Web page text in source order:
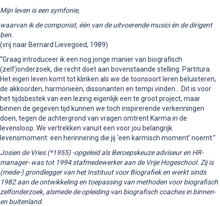
Mijn leven is een symfonie,
waarvan ik de componist, één van de uitvoerende musici én de dirigent
ben.
(vrij naar Bernard Lievegoed, 1989)
“Graag introduceer ik een nog jonge manier van biografisch
(zelf)onderzoek, die recht doet aan bovenstaande stelling: Partitura.
Het eigen leven komt tot klinken als we de toonsoort leren beluisteren,
de akkoorden, harmonieën, dissonanten en tempi vinden… Dit is voor
het tijdsbestek van een lezing eigenlijk een te groot project, maar
binnen de gegeven tijd kunnen we toch inspirerende verkenningen
doen, tegen de achtergrond van vragen omtrent Karma in de
levensloop. We vertrekken vanuit een voor jou belangrijk
levensmoment: een herinnering die jij ‘een karmisch moment’ noemt.”
Josien de Vries (*1955) -opgeleid als Beroepskeuze adviseur en HR-
manager- was tot 1994 stafmedewerker aan de Vrije Hogeschool. Zij is
(mede-) grondlegger van het Instituut voor Biografiek en werkt sinds
1982 aan de ontwikkeling en toepassing van methoden voor biografisch
zelfonderzoek, alsmede de opleiding van biografisch coaches in binnen-
en buitenland.